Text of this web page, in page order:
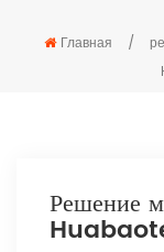
Главная /
Решение